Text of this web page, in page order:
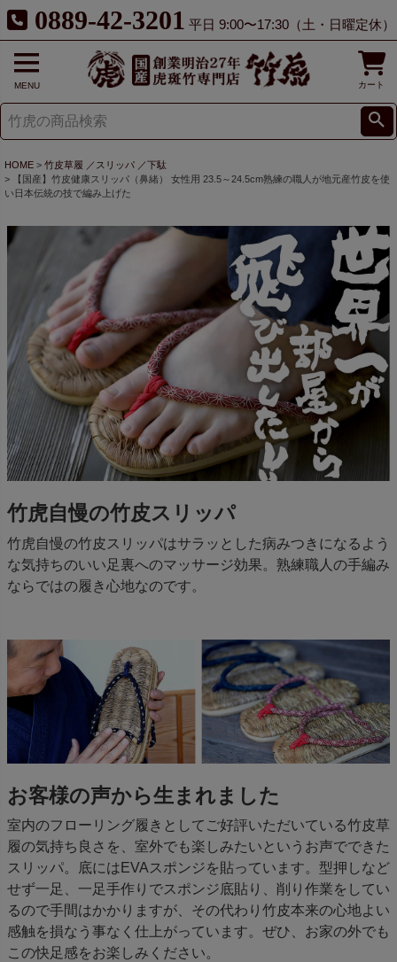
0889-42-3201 平日 9:00〜17:30（土・日曜定休）
MENU カート
HOME
竹皮草履 ／スリッパ ／下駄
【国産】竹皮健康スリッパ（鼻緒） 女性用 23.5～24.5cm熟練の職人が地元産竹皮を使
い日本伝統の技で編み上げた
竹虎自慢の竹皮スリッパ
竹虎自慢の竹皮スリッパはサラッとした病みつきになるよう
な気持ちのいい足裏へのマッサージ効果。熟練職人の手編み
ならではの履き心地なのです。
お客様の声から生まれました
室内のフローリング履きとしてご好評いただいている竹皮草
履の気持ち良さを、室外でも楽しみたいというお声でできた
スリッパ。底にはEVAスポンジを貼っています。型押しなど
せず一足、一足手作りでスポンジ底貼り、削り作業をしてい
るので手間はかかりますが、その代わり竹皮本来の心地よい
感触を損なう事なく仕上がっています。ぜひ、お家の外でも
この快足感をお楽しみください。